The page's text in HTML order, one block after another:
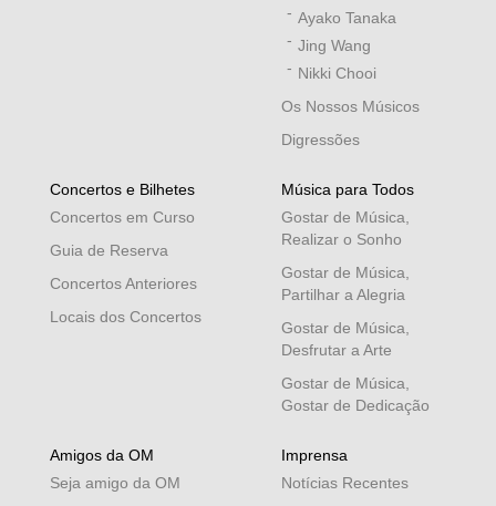
Ayako Tanaka
Jing Wang
Nikki Chooi
Os Nossos Músicos
Digressões
Concertos e Bilhetes
Concertos em Curso
Guia de Reserva
Concertos Anteriores
Locais dos Concertos
Música para Todos
Gostar de Música,
Realizar o Sonho
Gostar de Música,
Partilhar a Alegria
Gostar de Música,
Desfrutar a Arte
Gostar de Música,
Gostar de Dedicação
Amigos da OM
Seja amigo da OM
Imprensa
Notícias Recentes